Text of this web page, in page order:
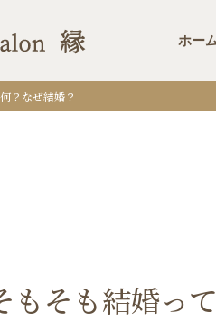
ホー
？なぜ結婚？
もそも結婚っ